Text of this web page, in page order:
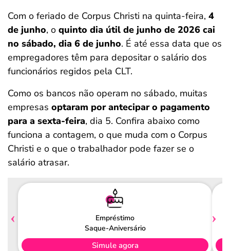
Com o feriado de Corpus Christi na quinta-feira, 4
de junho, o quinto dia útil de junho de 2026 cai
no sábado, dia 6 de junho. É até essa data que os
empregadores têm para depositar o salário dos
funcionários regidos pela CLT.
Como os bancos não operam no sábado, muitas
empresas optaram por antecipar o pagamento
para a sexta-feira, dia 5. Confira abaixo como
funciona a contagem, o que muda com o Corpus
Christi e o que o trabalhador pode fazer se o
salário atrasar.
Empréstimo
Saque-Aniversário
Simule agora